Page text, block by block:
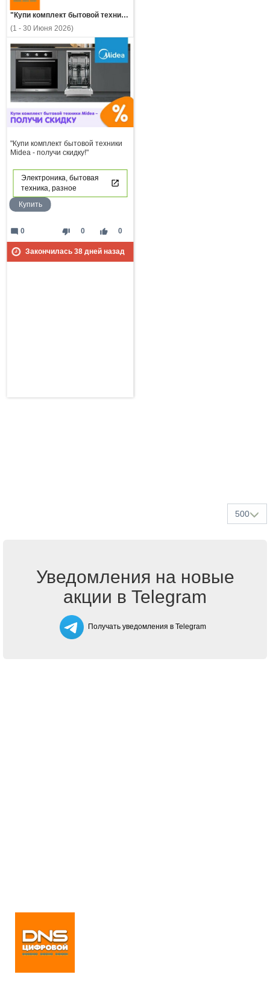
"Купи комплект бытовой техники Midea - получи скидку!"
(1 - 30 Июня 2026)
"Купи комплект бытовой техники
Midea - получи скидку!"
Электроника, бытовая
техника, разное
Купить
thumb_down 0 thumb_up 0
mode_comment 0
Закончилась 38дней назад
500
Уведомления на новые
акции в Telegram
Получать уведомления в Telegram